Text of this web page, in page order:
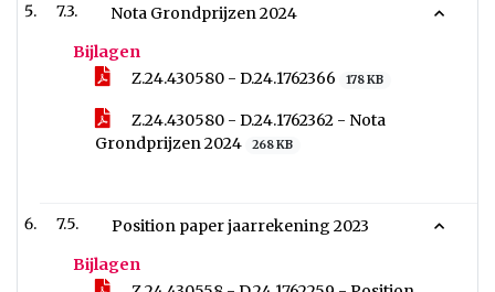
7.3.
Nota Grondprijzen 2024
Bijlagen
Z.24.430580 - D.24.1762366
178 KB
Z.24.430580 - D.24.1762362 - Nota
Grondprijzen 2024
268 KB
7.5.
Position paper jaarrekening 2023
Bijlagen